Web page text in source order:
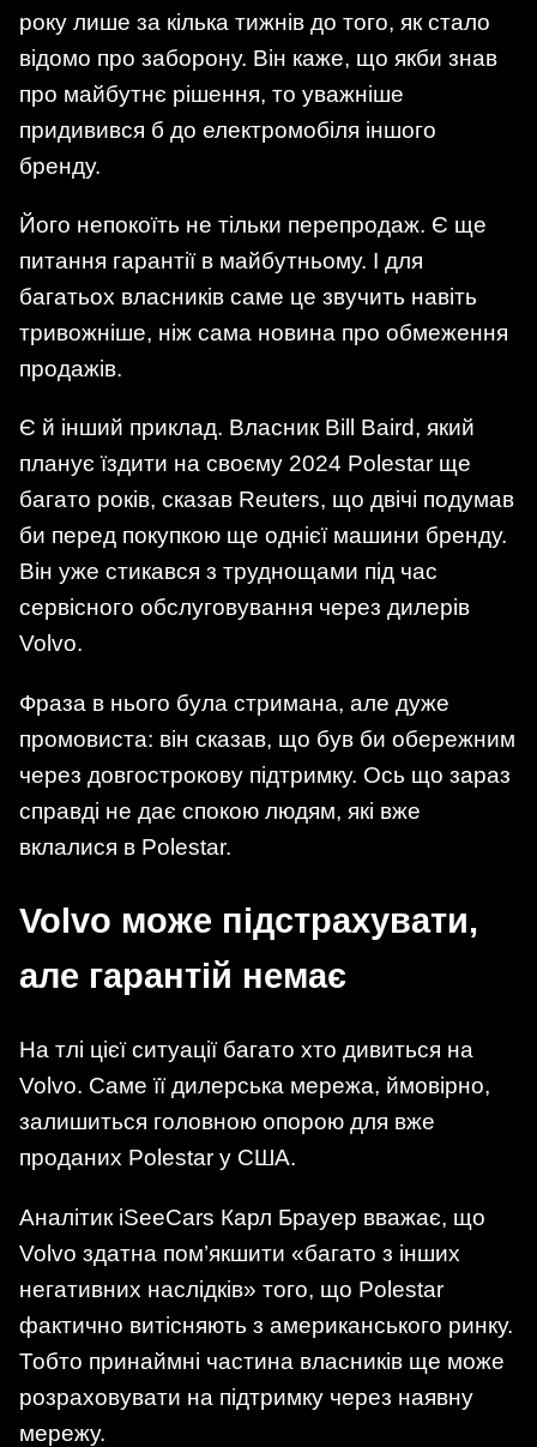
року лише за кілька тижнів до того, як стало
відомо про заборону. Він каже, що якби знав
про майбутнє рішення, то уважніше
придивився б до електромобіля іншого
бренду.
Його непокоїть не тільки перепродаж. Є ще
питання гарантії в майбутньому. І для
багатьох власників саме це звучить навіть
тривожніше, ніж сама новина про обмеження
продажів.
Є й інший приклад. Власник Bill Baird, який
планує їздити на своєму 2024 Polestar ще
багато років, сказав Reuters, що двічі подумав
би перед покупкою ще однієї машини бренду.
Він уже стикався з труднощами під час
сервісного обслуговування через дилерів
Volvo.
Фраза в нього була стримана, але дуже
промовиста: він сказав, що був би обережним
через довгострокову підтримку. Ось що зараз
справді не дає спокою людям, які вже
вклалися в Polestar.
Volvo може підстрахувати,
але гарантій немає
На тлі цієї ситуації багато хто дивиться на
Volvo. Саме її дилерська мережа, ймовірно,
залишиться головною опорою для вже
проданих Polestar у США.
Аналітик iSeeCars Карл Брауер вважає, що
Volvo здатна пом’якшити «багато з інших
негативних наслідків» того, що Polestar
фактично витісняють з американського ринку.
Тобто принаймні частина власників ще може
розраховувати на підтримку через наявну
мережу.